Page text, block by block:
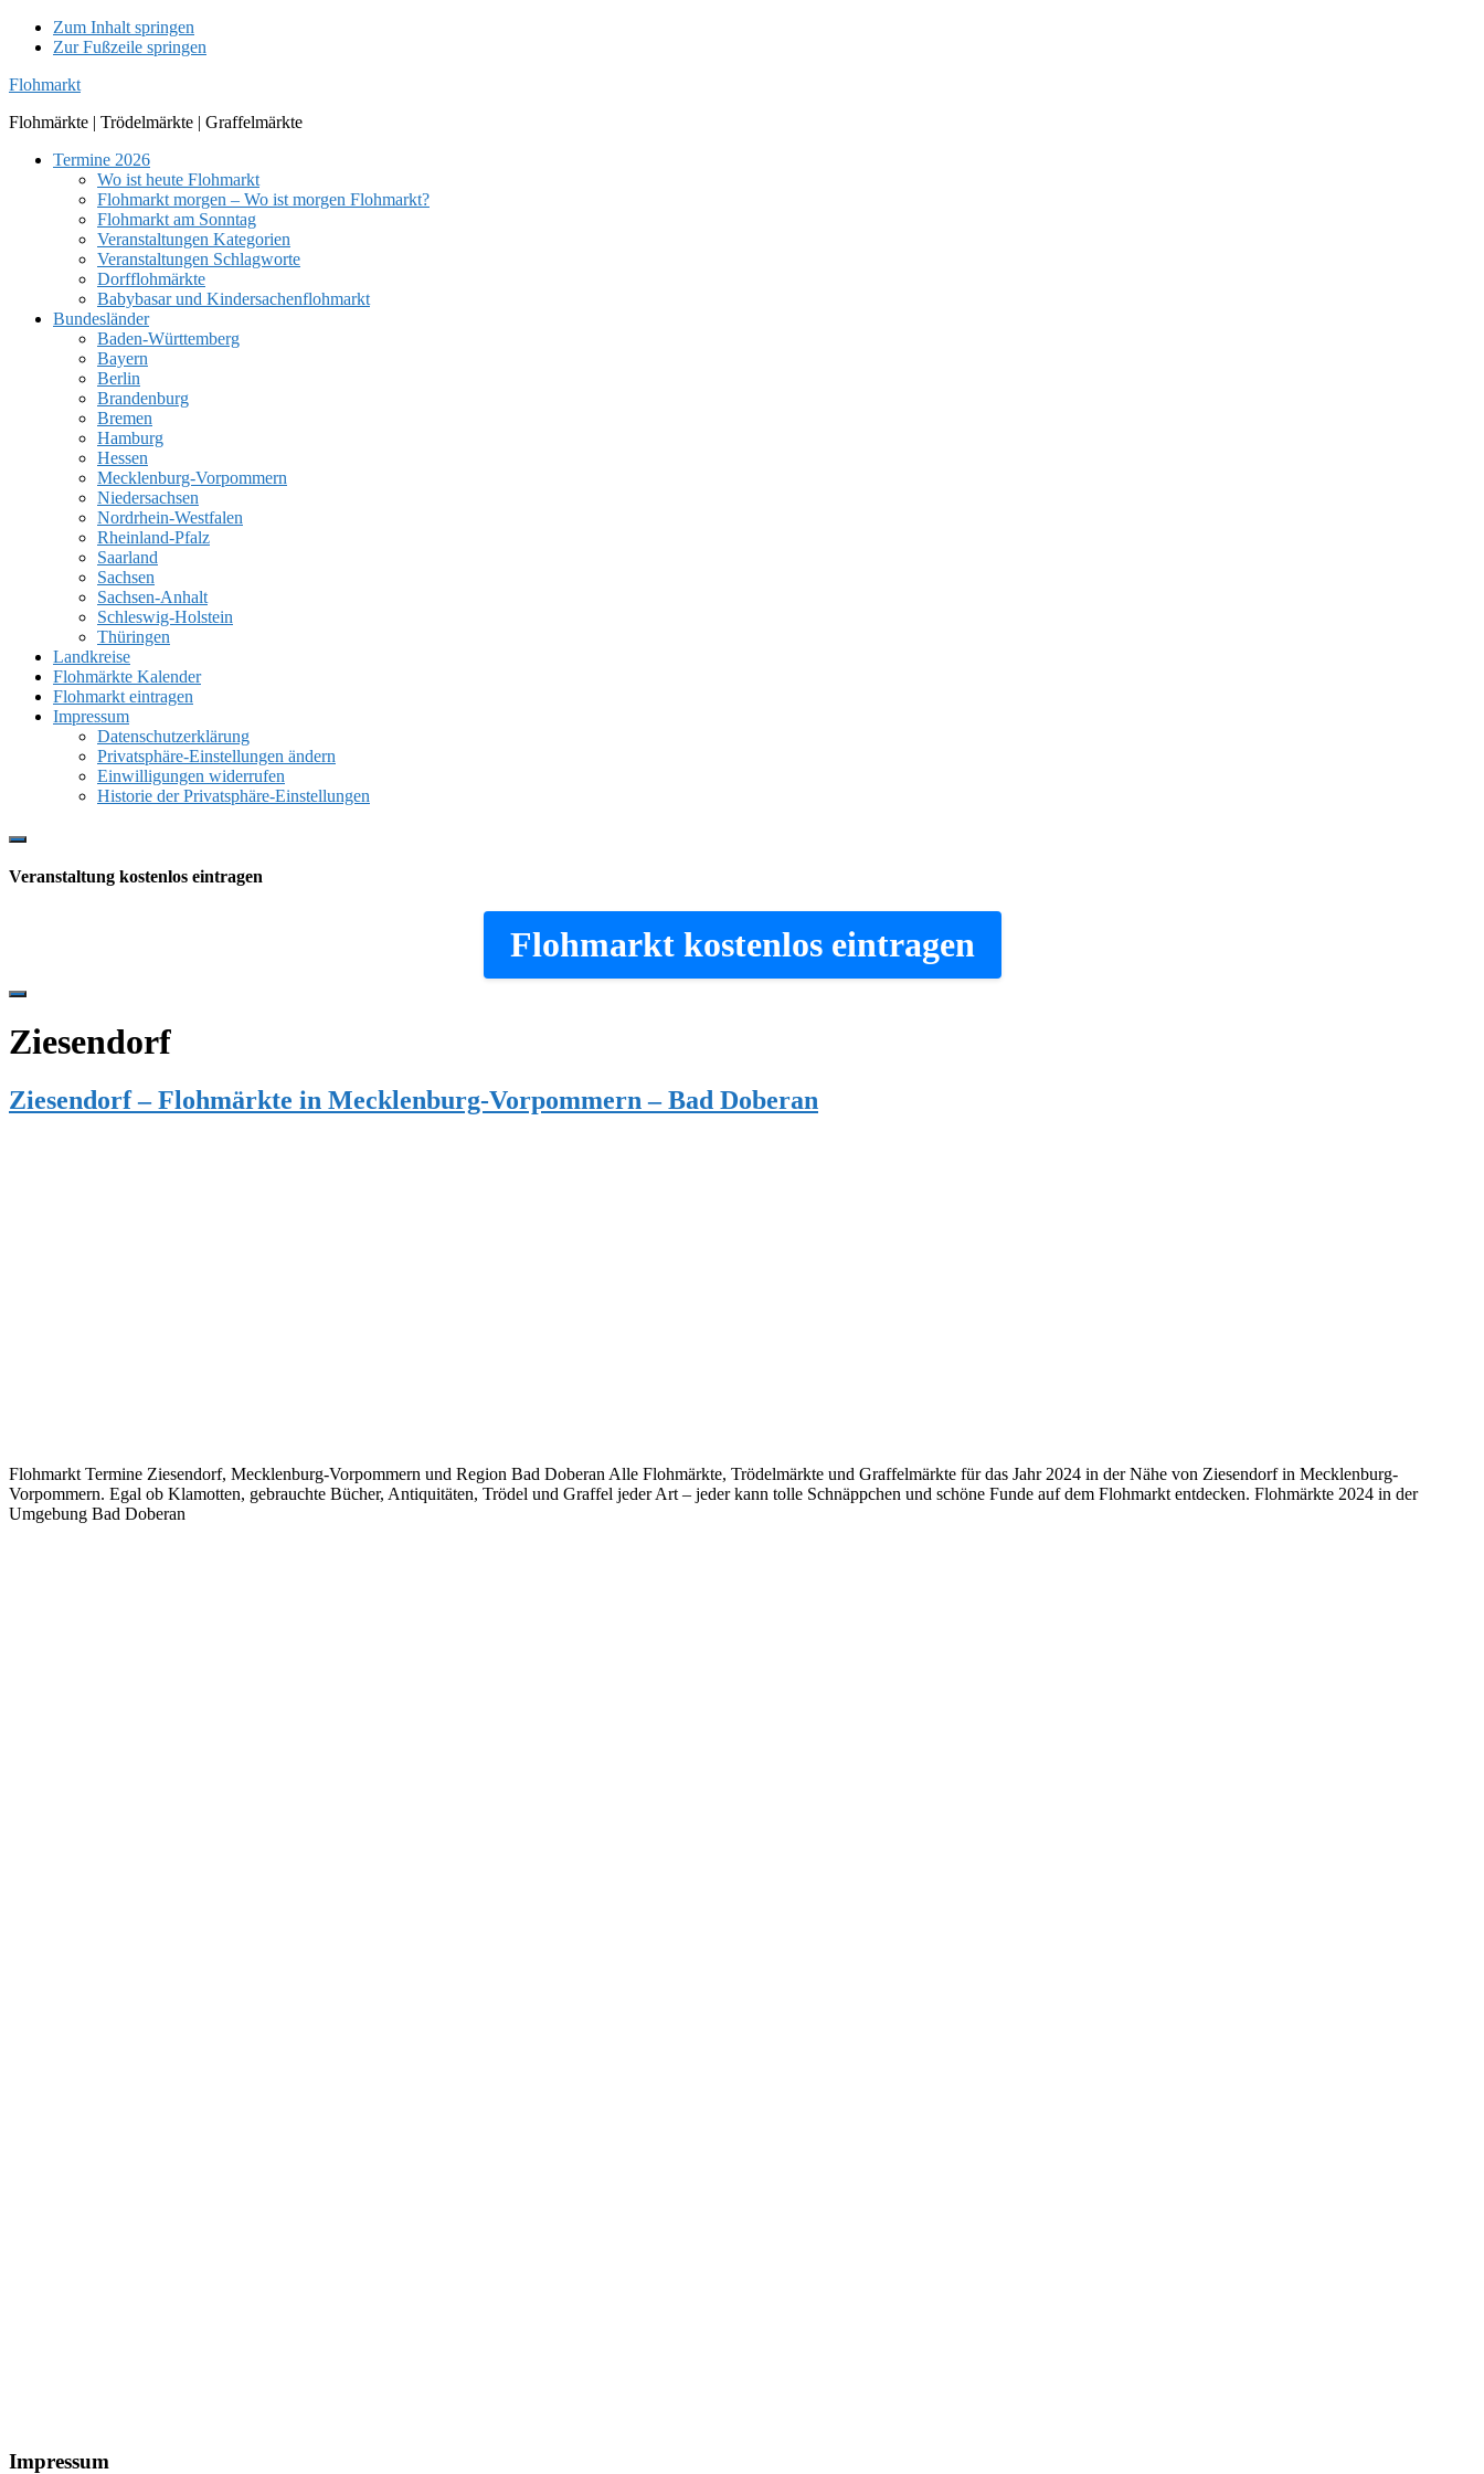
Zum Inhalt springen
Zur Fußzeile springen
Flohmarkt
Flohmärkte | Trödelmärkte | Graffelmärkte
Termine 2026
Wo ist heute Flohmarkt
Flohmarkt morgen – Wo ist morgen Flohmarkt?
Flohmarkt am Sonntag
Veranstaltungen Kategorien
Veranstaltungen Schlagworte
Dorfflohmärkte
Babybasar und Kindersachenflohmarkt
Bundesländer
Baden-Württemberg
Bayern
Berlin
Brandenburg
Bremen
Hamburg
Hessen
Mecklenburg-Vorpommern
Niedersachsen
Nordrhein-Westfalen
Rheinland-Pfalz
Saarland
Sachsen
Sachsen-Anhalt
Schleswig-Holstein
Thüringen
Landkreise
Flohmärkte Kalender
Flohmarkt eintragen
Impressum
Datenschutzerklärung
Privatsphäre-Einstellungen ändern
Einwilligungen widerrufen
Historie der Privatsphäre-Einstellungen
Show
Content
Veranstaltung kostenlos eintragen
Flohmarkt kostenlos eintragen
Hide
Content
Ziesendorf
Ziesendorf – Flohmärkte in Mecklenburg-Vorpommern – Bad Doberan
Flohmarkt Termine Ziesendorf, Mecklenburg-Vorpommern und Region Bad Doberan Alle Flohmärkte, Trödelmärkte und Graffelmärkte für das Jahr 2024 in der Nähe von Ziesendorf in Mecklenburg-
Vorpommern. Egal ob Klamotten, gebrauchte Bücher, Antiquitäten, Trödel und Graffel jeder Art – jeder kann tolle Schnäppchen und schöne Funde auf dem Flohmarkt entdecken. Flohmärkte 2024 in der
Umgebung Bad Doberan
Footer
Impressum